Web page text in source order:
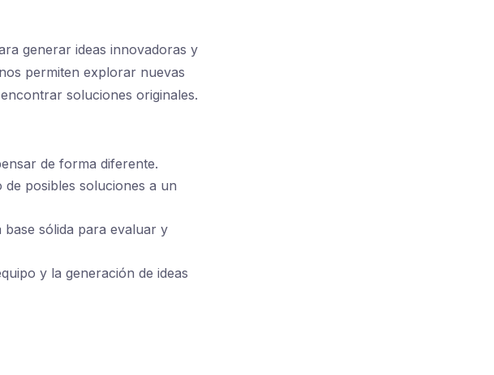
generar ideas innovadoras y
permiten explorar nuevas
soluciones originales.
de forma diferente.
posibles soluciones a un
sólida para evaluar y
y la generación de ideas